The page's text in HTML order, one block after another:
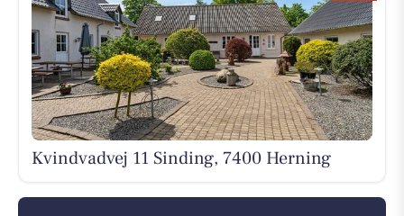
Kvindvadvej 11 Sinding, 7400 Herning